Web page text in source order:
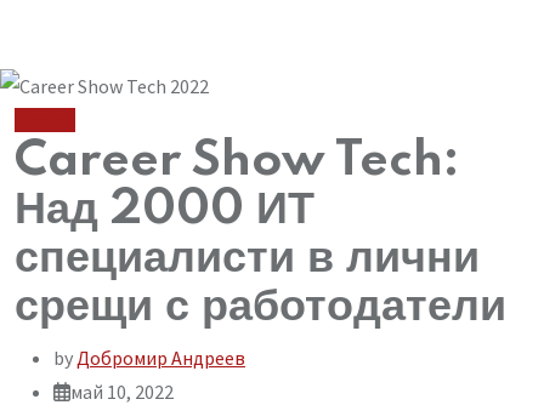
Career Show Tech:
Над 2000 ИТ
специалисти в лични
срещи с работодатели
by Добромир Андреев
май 10, 2022